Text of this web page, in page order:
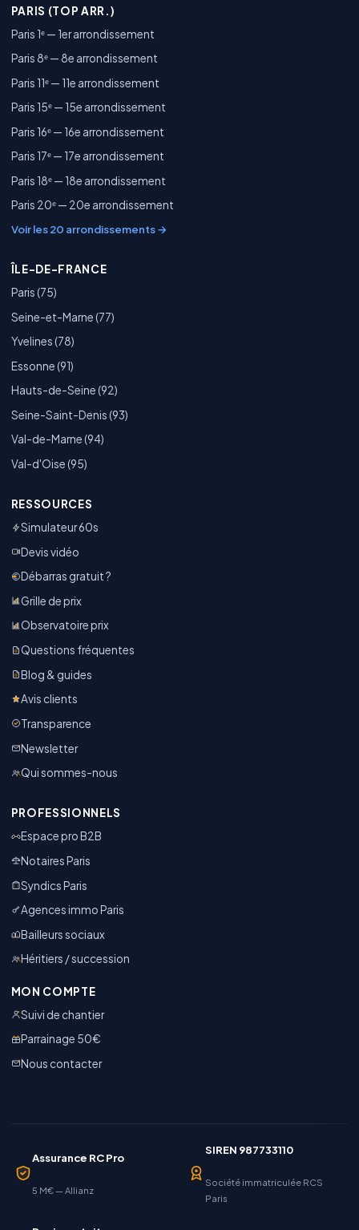
PARIS (TOP ARR.)
Paris 1ᵉ — 1er arrondissement
Paris 8ᵉ — 8e arrondissement
Paris 11ᵉ — 11e arrondissement
Paris 15ᵉ — 15e arrondissement
Paris 16ᵉ — 16e arrondissement
Paris 17ᵉ — 17e arrondissement
Paris 18ᵉ — 18e arrondissement
Paris 20ᵉ — 20e arrondissement
Voir les 20 arrondissements →
ÎLE-DE-FRANCE
Paris (75)
Seine-et-Marne (77)
Yvelines (78)
Essonne (91)
Hauts-de-Seine (92)
Seine-Saint-Denis (93)
Val-de-Marne (94)
Val-d'Oise (95)
RESSOURCES
Simulateur 60s
Devis vidéo
Débarras gratuit ?
Grille de prix
Observatoire prix
Questions fréquentes
Blog & guides
Avis clients
Transparence
Newsletter
Qui sommes-nous
PROFESSIONNELS
Espace pro B2B
Notaires Paris
Syndics Paris
Agences immo Paris
Bailleurs sociaux
Héritiers / succession
MON COMPTE
Suivi de chantier
Parrainage 50€
Nous contacter
Assurance RC Pro
5 M€ — Allianz
SIREN 987733110
Société immatriculée RCS
Paris